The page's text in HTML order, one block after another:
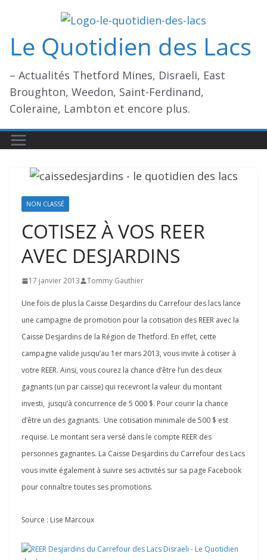
contenu
Le Quotidien des Lacs
– Actualités Thetford Mines, Disraeli, East
Broughton, Weedon, Saint-Ferdinand,
Coleraine, Lambton et encore plus.
NON CLASSÉ
COTISEZ À VOS REER
AVEC DESJARDINS
17 janvier 2013 Tommy Gauthier
Une fois de plus la Caisse Desjardins du Carrefour des lacs lance
une campagne de promotion pour la cotisation des REER avec la
Caisse Desjardins de la Région de Thetford. En effet, cette
campagne valide jusqu’au 1er mars 2013, vous invite à cotiser à
votre REER. Ainsi, vous courez la chance d’être l’un des deux
gagnants (un par caisse) qui recevront la valeur du montant
investi, jusqu’à concurrence de 5 000 $. Pour courir la chance
d’être un des gagnants. Une cotisation minimale de 500 $ est
requise. Le montant sera versé dans le compte REER des
personnes gagnantes. La Caisse Desjardins du Carrefour des Lacs
vous invite également à suivre ses activités sur sa page Facebook
pour connaître toutes ses promotions.
Source : Lise Marcoux